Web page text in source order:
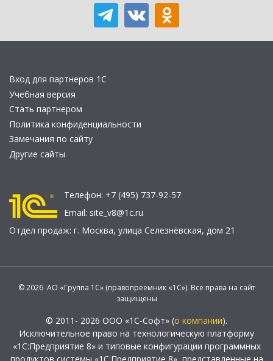
Вход для партнеров 1С
Учебная версия
Стать партнером
Политика конфиденциальности
Замечания по сайту
Другие сайты
Телефон: +7 (495) 737-92-57
Email: site_v8@1c.ru
Отдел продаж: г. Москва, улица Селезнёвская, дом 21
© 2026 АО «Группа 1С» (правопреемник «1С»). Все права на сайт
защищены
© 2011- 2026 ООО «1С-Софт» (о компании).
Исключительное право на технологическую платформу
«1С:Предприятие 8» и типовые конфигурации программных